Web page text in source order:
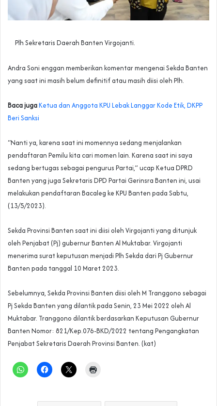
Plh Sekretaris Daerah Banten Virgojanti.
Andra Soni enggan memberikan komentar mengenai Sekda Banten
yang saat ini masih belum definitif atau masih diisi oleh Plh.
Baca jugaKetua dan Anggota KPU Lebak Langgar Kode Etik, DKPP
Beri Sanksi
“Nanti ya, karena saat ini momennya sedang menjalankan
pendaftaran Pemilu kita cari momen lain. Karena saat ini saya
sedang bertugas sebagai pengurus Partai,” ucap Ketua DPRD
Banten yang juga Sekretaris DPD Partai Gerinsra Banten ini, usai
melakukan pendaftaran Bacaleg ke KPU Banten pada Sabtu,
(13/5/2023).
Sekda Provinsi Banten saat ini diisi oleh Virgojanti yang ditunjuk
oleh Penjabat (Pj) gubernur Banten Al Muktabar. Virgojanti
menerima surat keputusan menjadi Plh Sekda dari Pj Gubernur
Banten pada tanggal 10 Maret 2023.
Sebelumnya, Sekda Provinsi Banten diisi oleh M Tranggono sebagai
Pj Sekda Banten yang dilantik pada Senin, 23 Mei 2022 oleh Al
Muktabar. Tranggono dilantik berdasarkan Keputusan Gubernur
Banten Nomor: 821/Kep.076-BKD/2022 tentang Pengangkatan
Penjabat Sekretaris Daerah Provinsi Banten. (kat)